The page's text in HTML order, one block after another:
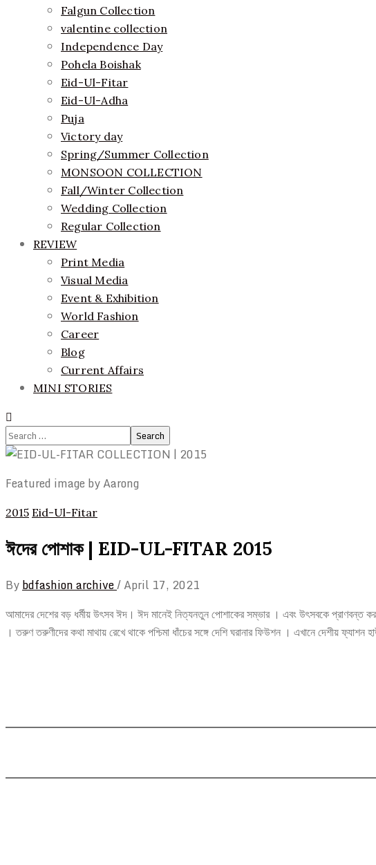
Falgun Collection
valentine collection
Independence Day
Pohela Boishak
Eid-Ul-Fitar
Eid-Ul-Adha
Puja
Victory day
Spring/Summer Collection
MONSOON COLLECTION
Fall/Winter Collection
Wedding Collection
Regular Collection
REVIEW
Print Media
Visual Media
Event & Exhibition
World Fashion
Career
Blog
Current Affairs
MINI STORIES
Search
for:
Featured image by Aarong
2015 Eid-Ul-Fitar
ঈদের পোশাক | EID-UL-FITAR 2015
Bybdfashion archive/April 17, 2021
আমাদের দেশের বড় ধর্মীয় উৎসব ঈদ। ঈদ মানেই নিত্যনতুন পোশাকের সম্ভার । এবং উৎসবকে প্রাণবন্ত
। তরুণ তরুণীদের কথা মাথায় রেখে থাকে পশ্চিমা ধাঁচের সঙ্গে দেশি ঘরানার ফিউশন । এখানে